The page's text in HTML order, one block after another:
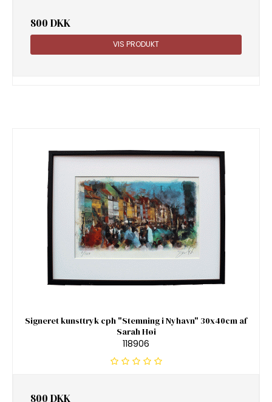
800 DKK
VIS PRODUKT
Signeret kunsttryk cph "Stemning i Nyhavn" 30x40cm af
Sarah Høi
118906
800 DKK